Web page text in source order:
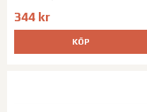
344 kr
KÖP